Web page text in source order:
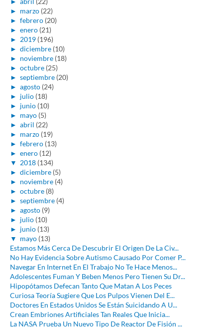
► marzo (22)
► febrero (20)
► enero (21)
► 2019 (196)
► diciembre (10)
► noviembre (18)
► octubre (25)
► septiembre (20)
► agosto (24)
► julio (18)
► junio (10)
► mayo (5)
► abril (22)
► marzo (19)
► febrero (13)
► enero (12)
▼ 2018 (134)
► diciembre (5)
► noviembre (4)
► octubre (8)
► septiembre (4)
► agosto (9)
► julio (10)
► junio (13)
▼ mayo (13)
Estamos Más Cerca De Descubrir El Origen De La Civ...
No Hay Evidencia Sobre Autismo Causado Por Comer P...
Navegar En Internet En El Trabajo No Te Hace Menos...
Adolescentes Fuman Y Beben Menos Pero Tienen Su Dr...
Hipopótamos Defecan Tanto Que Matan A Los Peces
Curiosa Teoría Sugiere Que Los Pulpos Vienen Del E...
Doctores En Estados Unidos Se Están Suicidando A U...
Crean Embriones Artificiales Tan Reales Que Inicia...
La NASA Prueba Un Nuevo Tipo De Reactor De Fisión ...